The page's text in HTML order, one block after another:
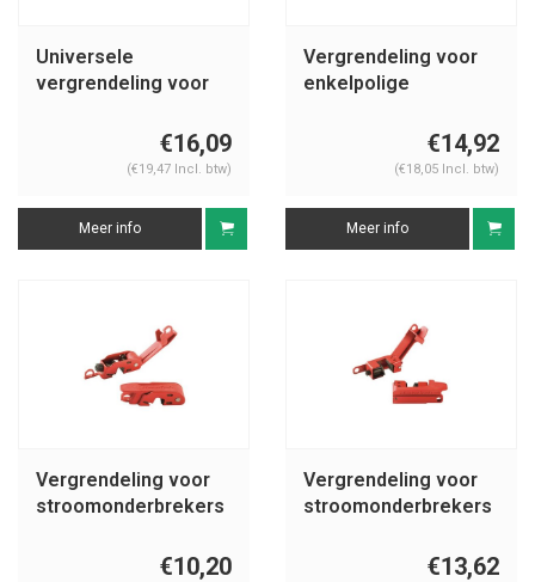
Universele
vergrendeling voor
066321, 066320
€16,09
(€19,47 Incl. btw)
Meer info
Vergrendeling voor
enkelpolige
€14,92
(€18,05 Incl. btw)
Meer info
Vergrendeling voor
stroomonderbrekers
€10,20
Vergrendeling voor
stroomonderbrekers
€13,62